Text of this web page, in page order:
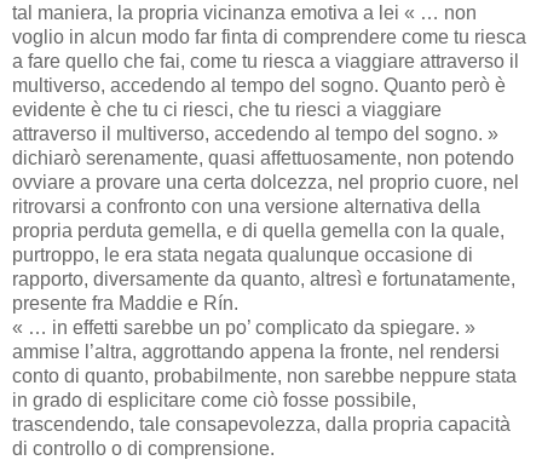
tal maniera, la propria vicinanza emotiva a lei « … non
voglio in alcun modo far finta di comprendere come tu riesca
a fare quello che fai, come tu riesca a viaggiare attraverso il
multiverso, accedendo al tempo del sogno. Quanto però è
evidente è che tu ci riesci, che tu riesci a viaggiare
attraverso il multiverso, accedendo al tempo del sogno. »
dichiarò serenamente, quasi affettuosamente, non potendo
ovviare a provare una certa dolcezza, nel proprio cuore, nel
ritrovarsi a confronto con una versione alternativa della
propria perduta gemella, e di quella gemella con la quale,
purtroppo, le era stata negata qualunque occasione di
rapporto, diversamente da quanto, altresì e fortunatamente,
presente fra Maddie e Rín.
« … in effetti sarebbe un po’ complicato da spiegare. »
ammise l’altra, aggrottando appena la fronte, nel rendersi
conto di quanto, probabilmente, non sarebbe neppure stata
in grado di esplicitare come ciò fosse possibile,
trascendendo, tale consapevolezza, dalla propria capacità
di controllo o di comprensione.